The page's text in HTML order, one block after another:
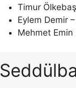
Timur
Eylem Demir
Mehmet Emin